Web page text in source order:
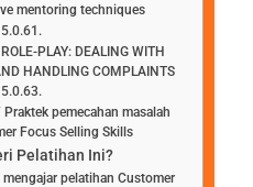
mentoring techniques
PLAY: DEALING WITH
HANDLING COMPLAINTS
pemecahan masalah
Focus Selling Skills
Pelatihan Ini?
pelatihan Customer